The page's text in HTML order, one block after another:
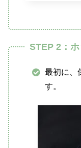
STEP 2：
最初に、
す。